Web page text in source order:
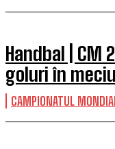
Handbal | CM
goluri în
CAMPIONATUL